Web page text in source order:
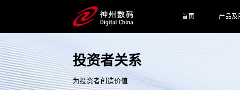
首页 产品及
投资者关系
为投资者创造价值